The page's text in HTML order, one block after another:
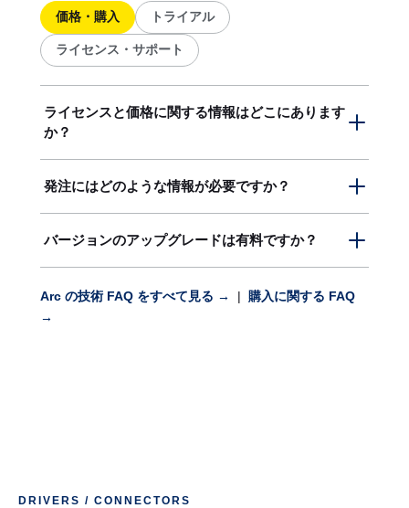
価格・購入 トライアル
ライセンス・サポート
ライセンスと価格に関する情報はどこにあります
か？
ください。
発注にはどのような情報が必要ですか？
ス、請求先住所、電話番号が必要です。詳しくは
お
問い合わせフォームよりご連絡ください。
バージョンのアップグレードは有料ですか？
は無償でご利用いただけます。また、メジャーアッ
プグレードの30日前までに製品を購入されたユーザ
Arc の技術 FAQ をすべて見る → |
購入に関する FAQ
→
DRIVERS / CONNECTORS